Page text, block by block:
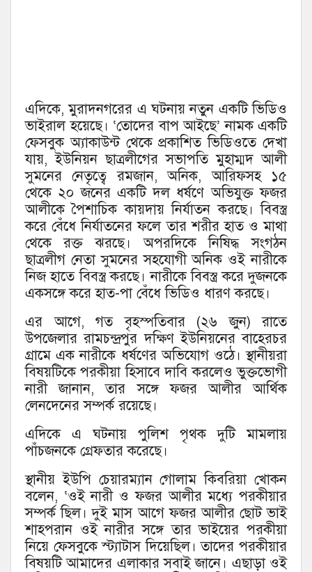
এদিকে, মুরাদনগরের এ ঘটনায় নতুন একটি ভিডিও
ভাইরাল হয়েছে। ‘তোদের বাপ আইছে’ নামক একটি
ফেসবুক অ্যাকাউন্ট থেকে প্রকাশিত ভিডিওতে দেখা
যায়, ইউনিয়ন ছাত্রলীগের সভাপতি মুহাম্মদ আলী
সুমনের নেতৃত্বে রমজান, অনিক, আরিফসহ ১৫
থেকে ২০ জনের একটি দল ধর্ষণে অভিযুক্ত ফজর
আলীকে পৈশাচিক কায়দায় নির্যাতন করছে। বিবস্ত্র
করে বেঁধে নির্যাতনের ফলে তার শরীর হাত ও মাথা
থেকে রক্ত ঝরছে। অপরদিকে নিষিদ্ধ সংগঠন
ছাত্রলীগ নেতা সুমনের সহযোগী অনিক ওই নারীকে
নিজ হাতে বিবস্ত্র করছে। নারীকে বিবস্ত্র করে দুজনকে
একসঙ্গে করে হাত-পা বেঁধে ভিডিও ধারণ করছে।
এর আগে, গত বৃহস্পতিবার (২৬ জুন) রাতে
উপজেলার রামচন্দ্রপুর দক্ষিণ ইউনিয়নের বাহেরচর
গ্রামে এক নারীকে ধর্ষণের অভিযোগ ওঠে। স্থানীয়রা
বিষয়টিকে পরকীয়া হিসাবে দাবি করলেও ভুক্তভোগী
নারী জানান, তার সঙ্গে ফজর আলীর আর্থিক
লেনদেনের সম্পর্ক রয়েছে।
এদিকে এ ঘটনায় পুলিশ পৃথক দুটি মামলায়
পাঁচজনকে গ্রেফতার করেছে।
স্থানীয় ইউপি চেয়ারম্যান গোলাম কিবরিয়া খোকন
বলেন, ‘ওই নারী ও ফজর আলীর মধ্যে পরকীয়ার
সম্পর্ক ছিল। দুই মাস আগে ফজর আলীর ছোট ভাই
শাহপরান ওই নারীর সঙ্গে তার ভাইয়ের পরকীয়া
নিয়ে ফেসবুকে স্ট্যাটাস দিয়েছিল। তাদের পরকীয়ার
বিষয়টি আমাদের এলাকার সবাই জানে। এছাড়া ওই